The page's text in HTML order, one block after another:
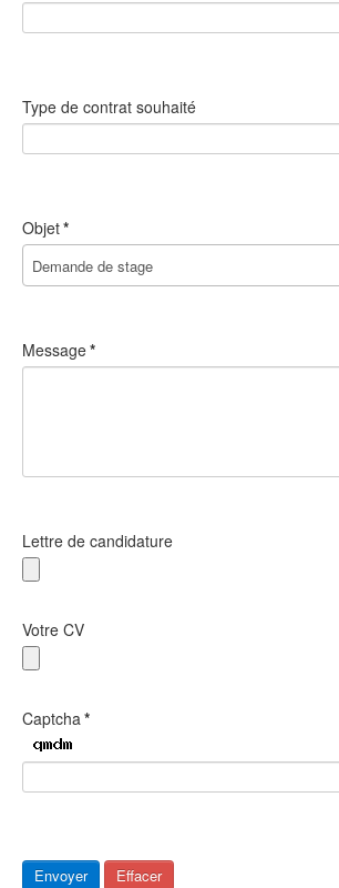
Type de contrat souhaité
Objet*
Message*
Lettre de candidature
Votre CV
Captcha*
Envoyer Effacer